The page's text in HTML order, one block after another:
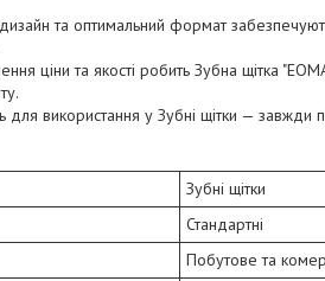
та оптимальний формат
ціни та якості робить Зубна щітка
для використання у Зубні щітки —
Зубні щітки
Стандартні
Побутове та